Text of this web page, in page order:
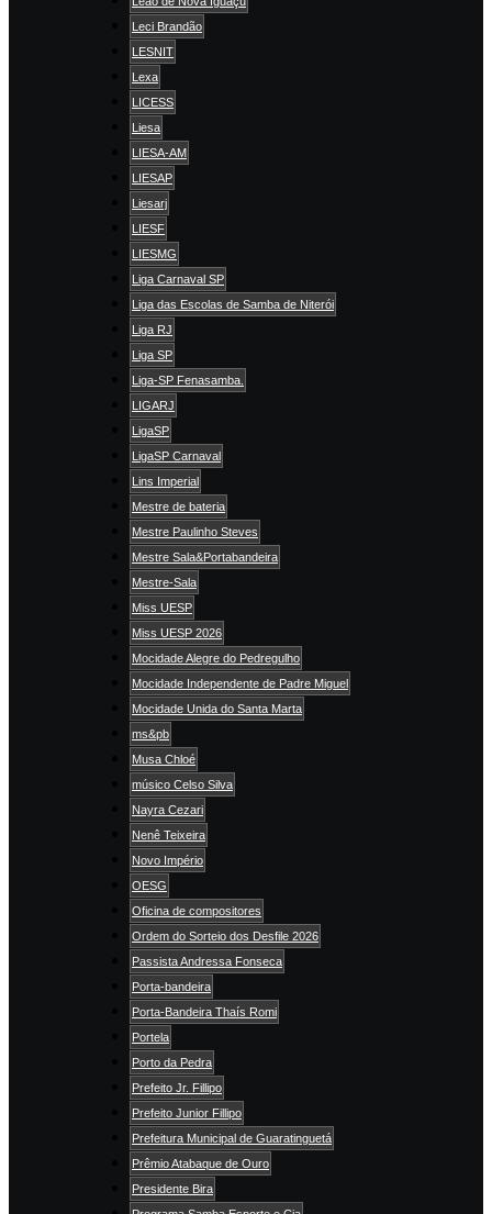
Leci Brandão
LESNIT
Lexa
LICESS
Liesa
LIESA-AM
LIESAP
Liesarj
LIESF
LIESMG
Liga Carnaval SP
Liga das Escolas de Samba de Niterói
Liga RJ
Liga SP
Liga-SP Fenasamba.
LIGARJ
LigaSP
LigaSP Carnaval
Lins Imperial
Mestre de bateria
Mestre Paulinho Steves
Mestre Sala&Portabandeira
Mestre-Sala
Miss UESP
Miss UESP 2026
Mocidade Alegre do Pedregulho
Mocidade Independente de Padre Miguel
Mocidade Unida do Santa Marta
ms&pb
Musa Chloé
músico Celso Silva
Nayra Cezari
Nenê Teixeira
Novo Império
OESG
Oficina de compositores
Ordem do Sorteio dos Desfile 2026
Passista Andressa Fonseca
Porta-bandeira
Porta-Bandeira Thaís Romi
Portela
Porto da Pedra
Prefeito Jr. Fillipo
Prefeito Junior Fillipo
Prefeitura Municipal de Guaratinguetá
Prêmio Atabaque de Ouro
Presidente Bira